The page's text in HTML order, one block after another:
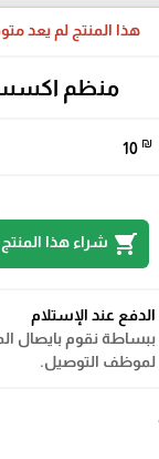
هذا المنتج لم يعد
منظم
10 ₪
shopping_cart شراء هذا المنتج
الدفع عند الإستلام
ببساطة نقوم بايصال
لموظف التوصيل.